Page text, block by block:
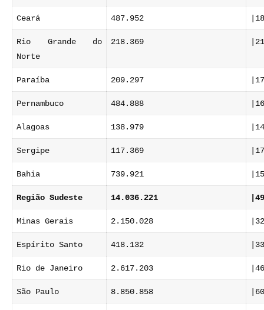
Ceará 487.952
Rio Grande do
Norte
218.369
Paraíba 209.297
Pernambuco 484.888
Alagoas 138.979
Sergipe 117.369
Bahia 739.921
Região Sudeste 14.036.221
Minas Gerais 2.150.028
Espírito Santo 418.132
Rio de Janeiro 2.617.203
São Paulo 8.850.858